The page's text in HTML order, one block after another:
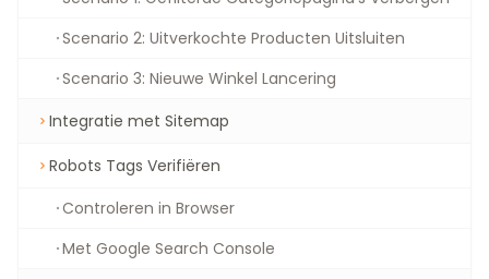
Scenario 2: Uitverkochte Producten Uitsluiten
Scenario 3: Nieuwe Winkel Lancering
Integratie met Sitemap
Robots Tags Verifiëren
Controleren in Browser
Met Google Search Console